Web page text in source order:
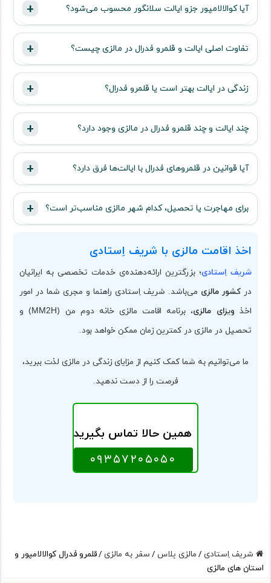
آیا کوالالامپور جزو ایالت سلانگور محسوب می‌شود؟
تفاوت اصلی ایالت و قلمرو فدرال در مالزی چیست؟
زندگی در ایالت بهتر است یا قلمرو فدرال؟
چند ایالت و چند قلمرو فدرال در مالزی وجود دارد؟
آیا قوانین در قلمروهای فدرال با ایالت‌ها فرق دارد؟
برای مهاجرت یا تحصیل، کدام شهر مالزی مناسب‌تر است؟
اخذ اقامت مالزی با شریف اِستادی
شریف اِستادی؛ بزرگترین ارائه‌دهنده‌ی خدمات تخصصی به ایرانیان
درکشور مالزی می‌باشد. شریف اِستادی راهنما و مجری شما در امور
اخذ ویزای مالزی، برنامه اقامت مالزی خانه دوم من ( MM2H ) و
تحصیل در مالزی در کمترین زمان ممکن خواهد بود.
ما می‌توانیم به شما کمک کنیم از مزایای زندگی در مالزی لذت ببرید،
فرصت را از دست ندهید.
همین حالا تماس بگیرید
۰۹۳۵۷۲۰۵۰۵۰
شریف اِستادی/مالزی پلاس/سفر به مالزی/قلمرو فدرال کوالالامپور و
استان های مالزی